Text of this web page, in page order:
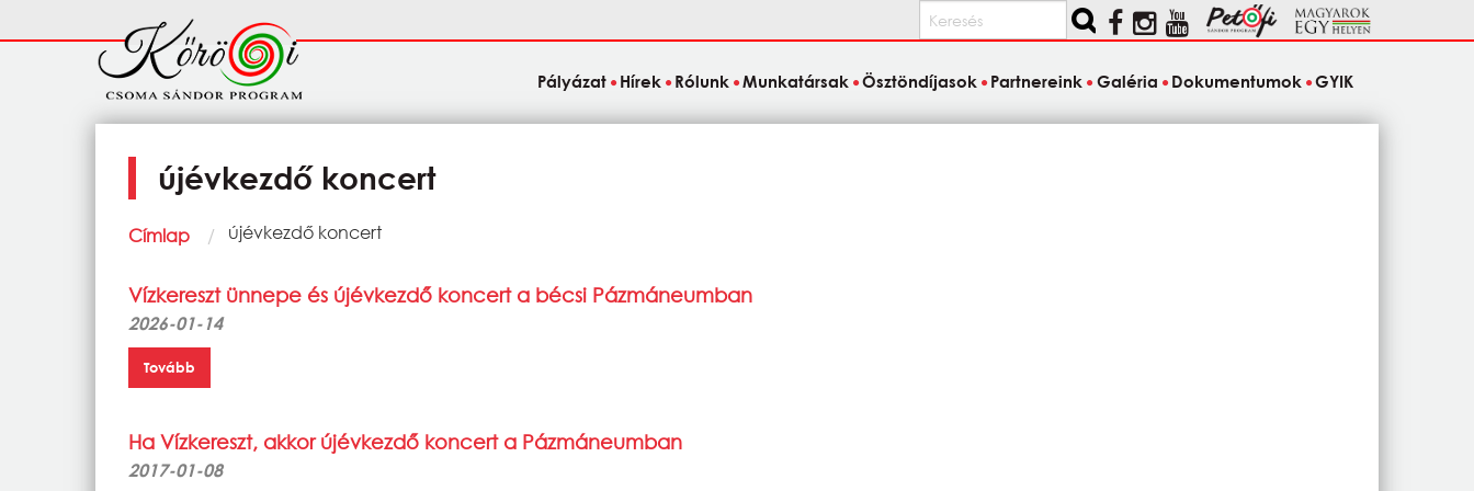
Keresés
Fő
navigáció
Pályázat Hírek Rólunk Munkatársak Ösztöndíjasok Partnereink Galéria Dokumentumok GYIK
újévkezdő koncert
Morzsa
Címlap Current:
újévkezdő koncert
Vízkereszt ünnepe és újévkezdő koncert a bécsi Pázmáneumban
2026-01-14
Tovább
Ha Vízkereszt, akkor újévkezdő koncert a Pázmáneumban
2017-01-08